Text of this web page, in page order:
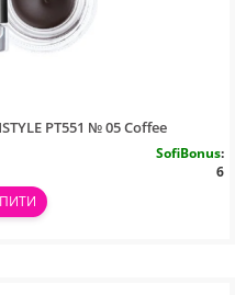
PT551 № 05 Coffee
SofiBonus:
6